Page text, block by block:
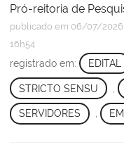
Pró-reitoria de
publicado em 06/07/2026
16h54
registrado em: EDITAL
STRICTO SENSU
SERVIDORES ,